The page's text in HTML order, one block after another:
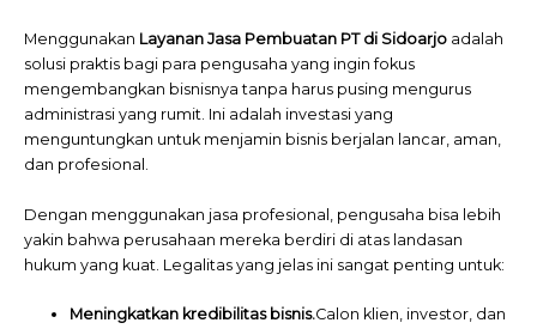
Menggunakan Layanan Jasa Pembuatan PT di Sidoarjo adalah
solusi praktis bagi para pengusaha yang ingin fokus
mengembangkan bisnisnya tanpa harus pusing mengurus
administrasi yang rumit. Ini adalah investasi yang
menguntungkan untuk menjamin bisnis berjalan lancar, aman,
dan profesional.
Dengan menggunakan jasa profesional, pengusaha bisa lebih
yakin bahwa perusahaan mereka berdiri di atas landasan
hukum yang kuat. Legalitas yang jelas ini sangat penting untuk:
Meningkatkan kredibilitas bisnis.Calon klien, investor, dan